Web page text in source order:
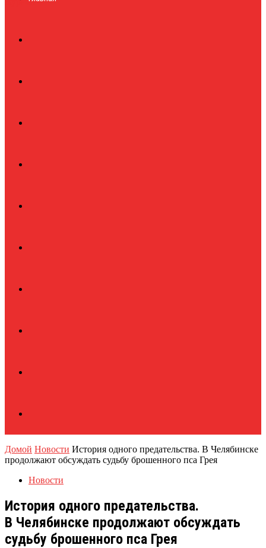
Домой Новости История одного предательства. В Челябинске
продолжают обсуждать судьбу брошенного пса Грея
Новости
История одного предательства.
В Челябинске продолжают обсуждать
судьбу брошенного пса Грея